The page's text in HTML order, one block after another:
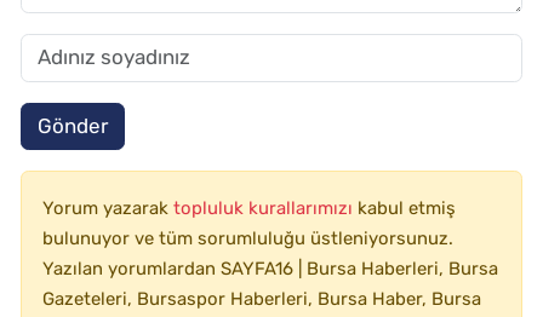
Gönder
Yorum yazarak topluluk kurallarımızı kabul etmiş
bulunuyor ve tüm sorumluluğu üstleniyorsunuz.
Yazılan yorumlardan SAYFA16 | Bursa Haberleri, Bursa
Gazeteleri, Bursaspor Haberleri, Bursa Haber, Bursa